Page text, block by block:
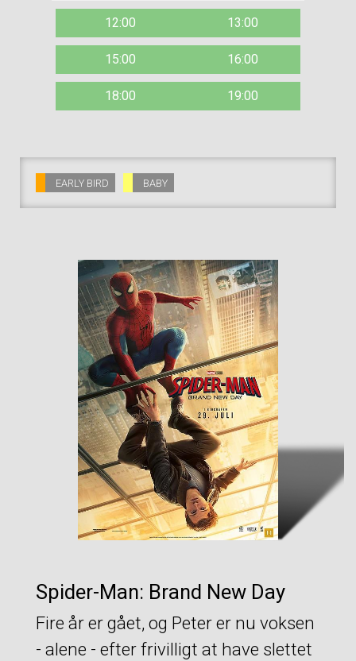
12:00 13:00
15:00 16:00
18:00 19:00
EARLY BIRD BABY
Spider-Man: Brand New Day
Fire år er gået, og Peter er nu voksen
- alene - efter frivilligt at have slettet